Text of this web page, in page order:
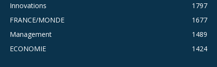
Innovations
1797
FRANCE/MONDE
1677
Management
1489
ECONOMIE
1424